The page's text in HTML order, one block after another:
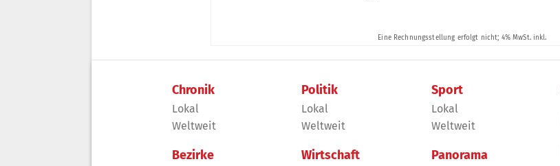
Chronik
Lokal
Weltweit
Bezirke
Politik
Lokal
Weltweit
Wirtschaft
Sport
Lokal
Weltweit
Panorama